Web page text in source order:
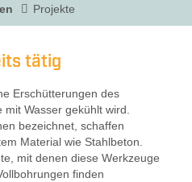
Projekte
tätig
Erschütterungen des
Wasser gekühlt wird.
bezeichnet, schaffen
Material wie Stahlbeton.
mit denen diese Werkzeuge
finden